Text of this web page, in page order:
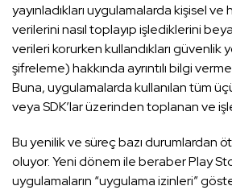
yayınladıkları uygulamalarda kişisel ve
verilerini nasıl toplayıp işlediklerini
verileri korurken kullandıkları güvenlik
şifreleme) hakkında ayrıntılı bilgi
Buna, uygulamalarda kullanılan tüm
veya SDK’lar üzerinden toplanan ve
Bu yenilik ve süreç bazı durumlardan
oluyor. Yeni dönem ile beraber Play
uygulamaların “uygulama izinleri”